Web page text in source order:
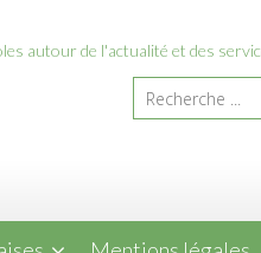
autour de l'actualité et des